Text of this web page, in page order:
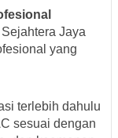
Jaya
yang
terlebih dahulu
sesuai dengan